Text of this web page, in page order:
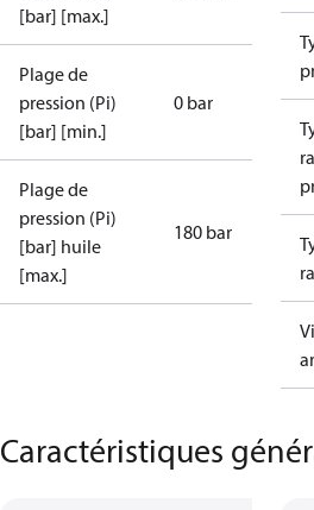
[bar] [max.]
Plage de
pression (Pi)
[bar] [min.]
0 bar
Plage de
pression (Pi)
[bar] huile
[max.]
180 bar
Caractéristiques